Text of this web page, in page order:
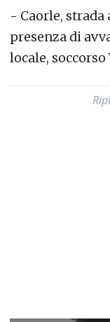
- Caorle,
presenza di
locale,